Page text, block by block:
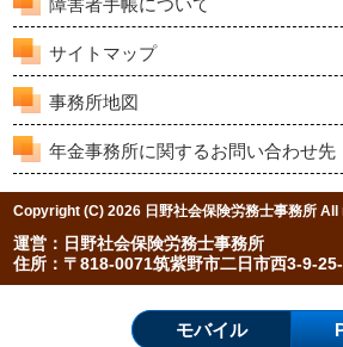
障害者手帳について
サイトマップ
事務所地図
年金事務所に関するお問い合わせ先
Copyright (C) 2026 日野社会保険労務士事務所
運営：日野社会保険労務士事務所
住所：〒818-0071筑紫野市二日市西3-9-
モバイル